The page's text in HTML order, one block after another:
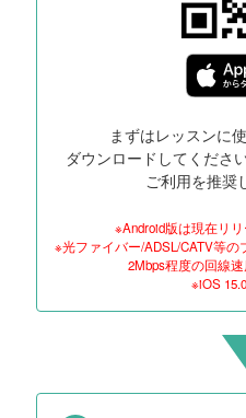
まずはレッスンに
ダウンロードしてくださ
ご利用を推奨
※Android版は現在リ
※光ファイバー/ADSL/CATV等
2Mbps程度の回線
※iOS